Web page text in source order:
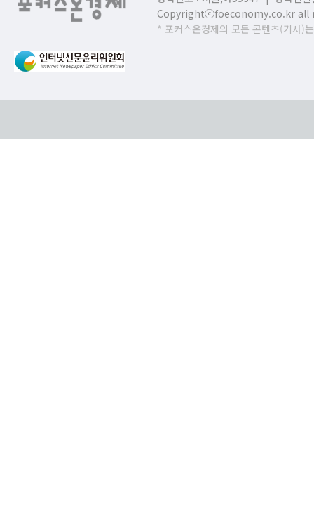
Copyrightⓒfoeconomy.co.kr all
* 포커스온경제의 모든 콘텐츠(기사)